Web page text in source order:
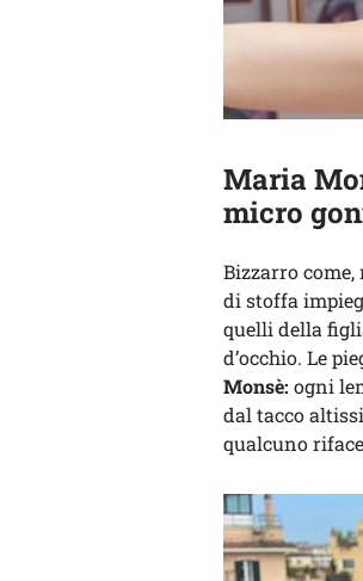
Maria
micro
Bizzarro
di stoffa
quelli della
d’occhio. Le
Monsè: ogni
dal tacco
qualcuno